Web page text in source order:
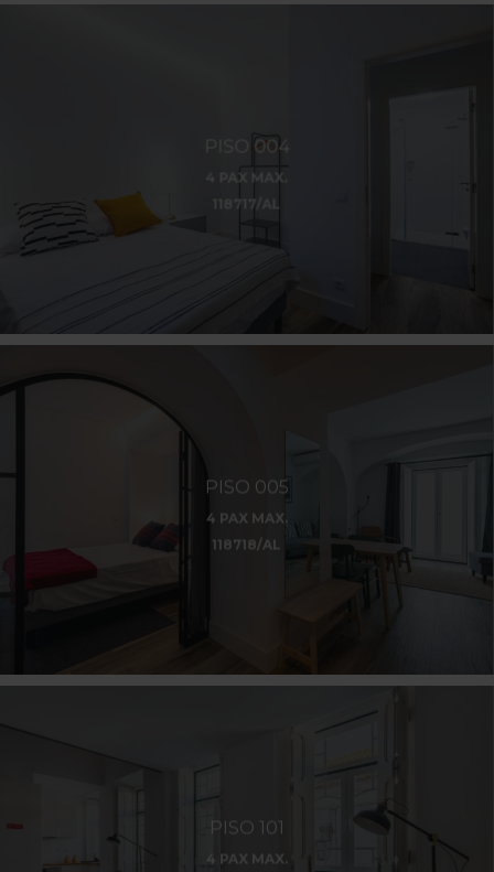
PISO 004
4 PAX MAX.
118717/AL
PISO 005
4 PAX MAX.
118718/AL
PISO 101
4 PAX MAX.